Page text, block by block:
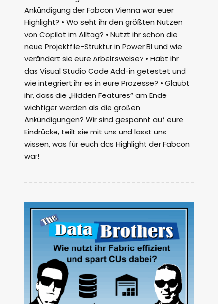
Ankündigung der Fabcon Vienna war euer
Highlight? • Wo seht ihr den größten Nutzen
von Copilot im Alltag? • Nutzt ihr schon die
neue Projektfile-Struktur in Power BI und wie
verändert sie eure Arbeitsweise? • Habt ihr
das Visual Studio Code Add-in getestet und
wie integriert ihr es in eure Prozesse? • Glaubt
ihr, dass die „Hidden Features“ am Ende
wichtiger werden als die großen
Ankündigungen? Wir sind gespannt auf eure
Eindrücke, teilt sie mit uns und lasst uns
wissen, was für euch das Highlight der Fabcon
war!